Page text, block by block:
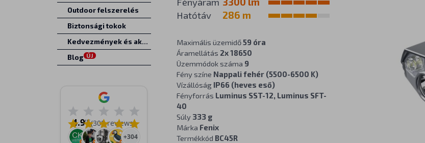
Hatótáv
286 m
Maximális üzemidő59 óra
Áramellátás 2x 18650
Üzemmódok száma 9
Fény színe Nappali fehér (5500-6500 K)
Vízállóság IP66 (heves eső)
Fényforrás Luminus SST-12, Luminus SFT-
40
Súly 333 g
Márka Fenix
Termékkód BC45R
Outdoor felszerelés
Biztonsági tokok
Kedvezmények és akciók
Blog ÚJ
4.9/5(308 reviews)
+304